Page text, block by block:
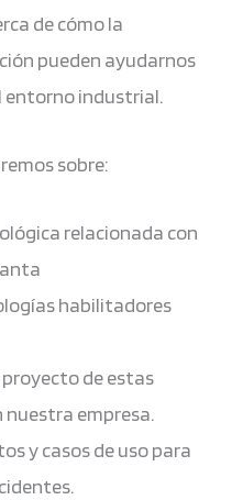
de cómo la
pueden ayudarnos
entorno industrial.
sobre:
relacionada con
habilitadores
de estas
empresa.
y casos de uso para